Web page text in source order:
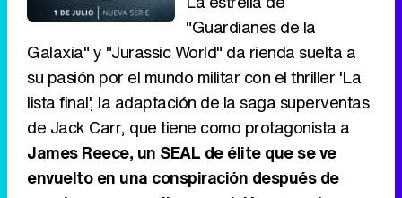
"Guardianes de la
Galaxia" y "Jurassic World" da rienda suelta a
su pasión por el mundo militar con el thriller 'La
lista final', la adaptación de la saga superventas
de Jack Carr, que tiene como protagonista a
James Reece, un SEAL de élite que se ve
envuelto en una conspiración después de